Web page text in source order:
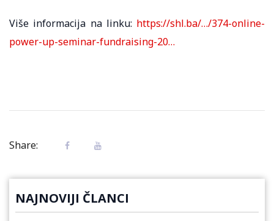
Više informacija na linku: https://shl.ba/…/374-online-
power-up-seminar-fundraising-20…
Share:
NAJNOVIJI ČLANCI